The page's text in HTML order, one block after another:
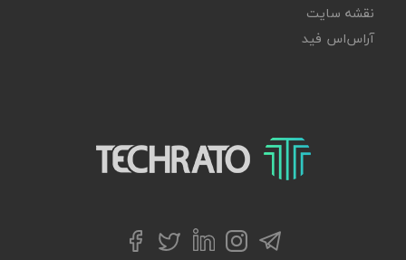
نقشه سایت
آر‌اس‌اس فید
تکراتو – زندگی با تکنولوژی
تلگراماینستاگرام
لینکداینتوییترفیسبوک